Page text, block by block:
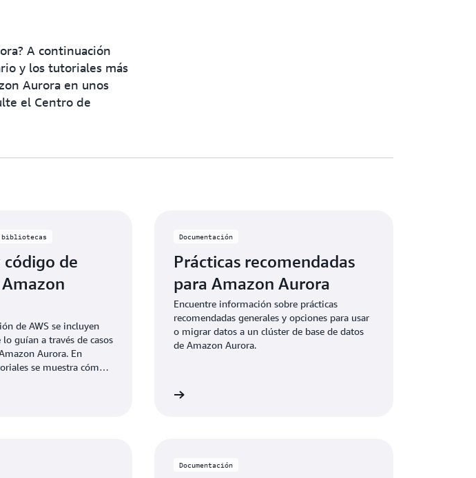
A continuación
y los tutoriales más
Aurora en unos
el Centro de
bibliotecas
de
de AWS se incluyen
guían a través de casos
Aurora. En
se muestra cómo
acceder al código de
Documentación
Prácticas recomendadas
para Amazon Aurora
Encuentre información sobre prácticas
recomendadas generales y opciones para usar
o migrar datos a un clúster de base de datos
de Amazon Aurora.
Documentación